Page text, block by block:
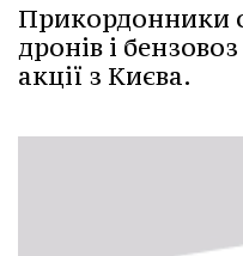
Прикордонники
дронів і
акції з Києва.